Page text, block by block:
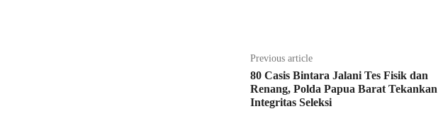
Previous article
80 Casis Bintara Jalani Tes Fisik dan
Renang, Polda Papua Barat Tekankan
Integritas Seleksi